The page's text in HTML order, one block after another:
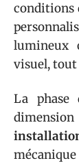
conditions
lumineux
visuel,
La phase